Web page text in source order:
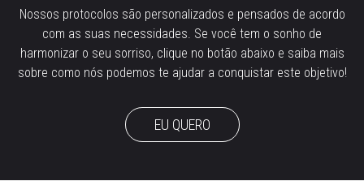
Nossos protocolos são personalizados e pensados de acordo
com as suas necessidades. Se você tem o sonho de
harmonizar o seu sorriso, clique no botão abaixo e saiba mais
sobre como nós podemos te ajudar a conquistar este objetivo!
EU QUERO